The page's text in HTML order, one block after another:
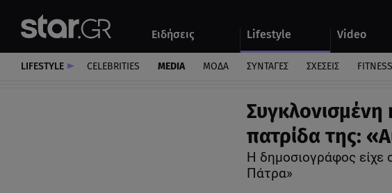
Ειδήσεις Lifestyle Video
Αυτοκίνητο
LIFESTYLE CELEBRITIES MEDIA ΜΟΔΑ ΣΥΝΤΑΓΕΣ ΣΧΕΣΕΙΣ FITNESS
πατρίδα της:
Η δημοσιογράφος είχε
Πάτρα»